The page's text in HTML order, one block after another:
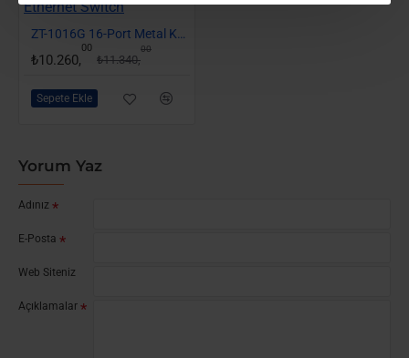
-10%
₺10.260,
00
₺11.340,
00
Sepete Ekle
Yorum Yaz
Adınız
E-Posta
Web Siteniz
Açıklamalar